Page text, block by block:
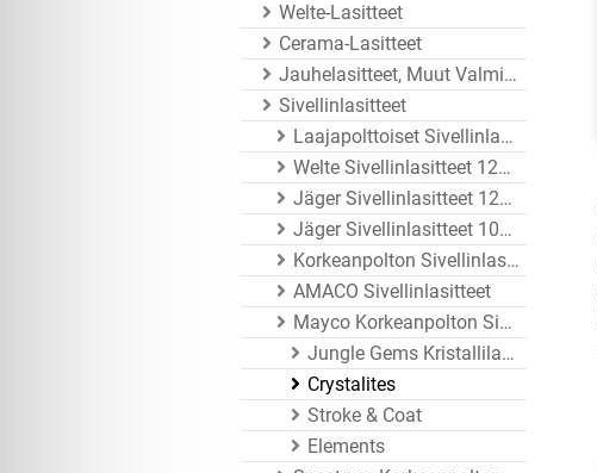
Welte-Lasitteet
Cerama-Lasitteet
Jauhelasitteet, Muut Valmistajat
Sivellinlasitteet
Laajapolttoiset Sivellinlasitteet
Welte Sivellinlasitteet 1200 - 1250°C
Jäger Sivellinlasitteet 1200 - 1260°C
Jäger Sivellinlasitteet 1020 - 1080°C
Korkeanpolton Sivellinlasitteet
AMACO Sivellinlasitteet
Mayco Korkeanpolton Sivellinlasitteet
Jungle Gems Kristallilasitteet
Crystalites
Stroke & Coat
Elements